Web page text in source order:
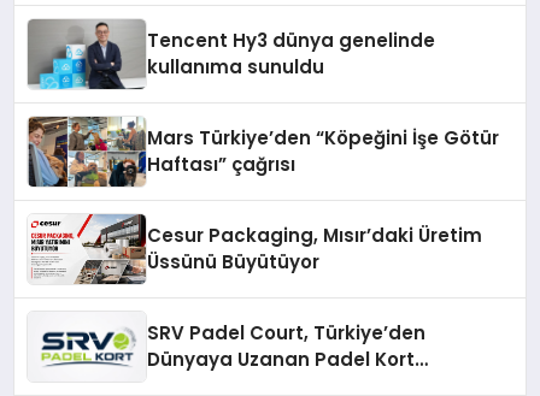
Tencent Hy3 dünya genelinde
kullanıma sunuldu
Mars Türkiye’den “Köpeğini İşe Götür
Haftası” çağrısı
Cesur Packaging, Mısır’daki Üretim
Üssünü Büyütüyor
SRV Padel Court, Türkiye’den
Dünyaya Uzanan Padel Kort